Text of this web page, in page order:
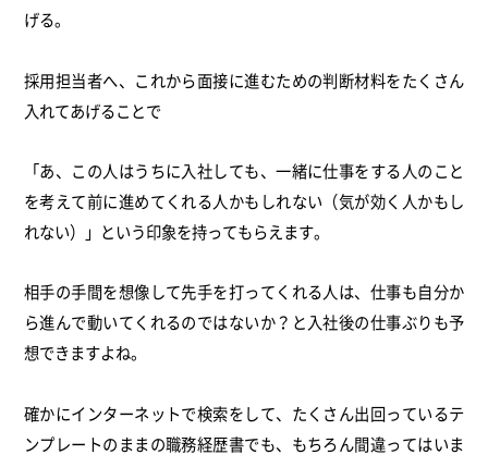
げる。
採用担当者へ、これから面接に進むための判断材料をたくさん
入れてあげることで
「あ、この人はうちに入社しても、一緒に仕事をする人のこと
を考えて前に進めてくれる人かもしれない（気が効く人かもし
れない）」という印象を持ってもらえます。
相手の手間を想像して先手を打ってくれる人は、仕事も自分か
ら進んで動いてくれるのではないか？と入社後の仕事ぶりも予
想できますよね。
確かにインターネットで検索をして、たくさん出回っているテ
ンプレートのままの職務経歴書でも、もちろん間違ってはいま